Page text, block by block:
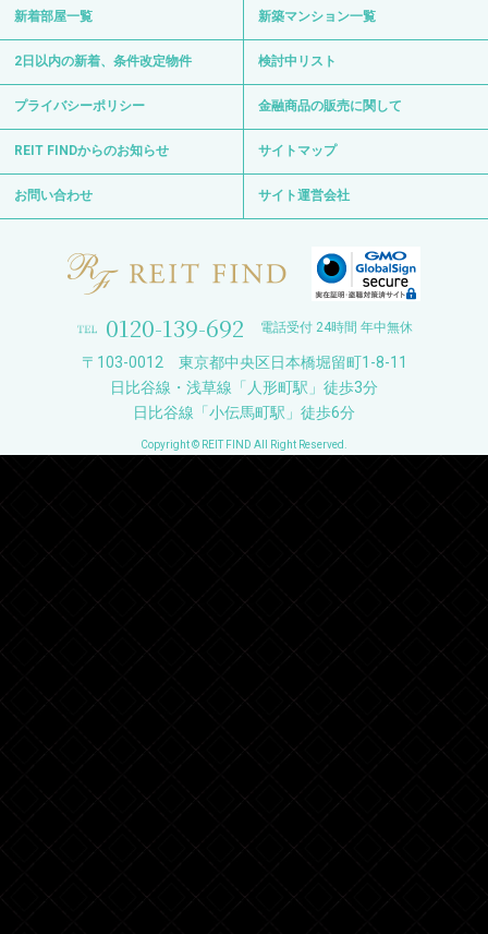
新着部屋一覧 新築マンション一覧
2日以内の新着、条件改定物件 検討中リスト
プライバシーポリシー 金融商品の販売に関して
REIT FINDからのお知らせ サイトマップ
お問い合わせ サイト運営会社
0120-139-692 電話受付 24時間 年中無休
〒103-0012 東京都中央区日本橋堀留町1-8-11
日比谷線・浅草線「人形町駅」徒歩3分
日比谷線「小伝馬町駅」徒歩6分
Copyright © REIT FIND All Right Reserved.